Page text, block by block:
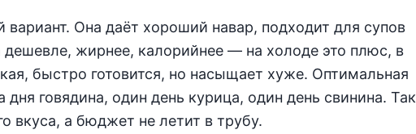
вариант. Она даёт хороший навар, подходит для супов
жирнее, калорийнее — на холоде это плюс, в
быстро готовится, но насыщает хуже. Оптимальная
говядина, один день курица, один день свинина. Так
вкуса, а бюджет не летит в трубу.